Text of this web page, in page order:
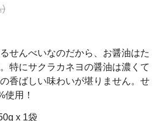
)
せんべいなのだから、お醤油はた
特にサクラカネヨの醤油は濃くて
香ばしい味わいが堪りません。せ
使用！
x 1袋